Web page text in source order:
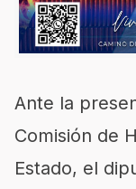
Ante la
Comisión de
Estado, el